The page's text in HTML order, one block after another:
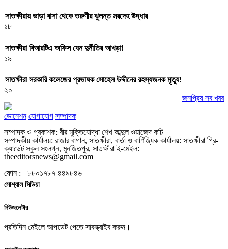
সাতক্ষীরায় ভাড়া বাসা থেকে তরুণীর ঝুলন্ত মরদেহ উদ্ধার
১৮
সাতক্ষীরা বিআরটিএ অফিস যেন দুর্নীতির আখড়া!
১৯
সাতক্ষীরা সরকারি কলেজের প্রভাষক সোহেল উদ্দীনের রহস্যজনক মৃত্যু!
২০
জনপ্রিয় সব খবর
ডোনেশন যোগাযোগ সম্পাদক
সম্পাদক ও প্রকাশক: বীর মুক্তিযোদ্ধা শেখ আব্দুল ওয়াজেদ কচি
সম্পাদকীয় কার্যালয়: রাজার বাগান, সাতক্ষীরা, বার্তা ও বাণিজ্যিক কার্যালয়: সাতক্ষীরা প্রি-
ক্যাডেট স্কুল সংলগ্ন, মুনজিতপুর, সাতক্ষীরা ই-মেইল:
theeditorsnews@gmail.com
ফোন : +৮৮০১৭৮৭ ৪৪৯৮৪৬
সোশ্যাল মিডিয়া
নিউজলেটার
প্রতিদিন মেইলে আপডেট পেতে সাবস্ক্রাইব করুন।